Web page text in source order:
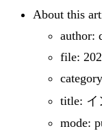
About this
author:
file:
title: イ
mode: